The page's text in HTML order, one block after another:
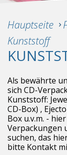
Hauptseite
Kunststoff
Als bewährte
sich CD-
Kunststoff:
CD-Box) ,
Box u.v.m. -
Verpackungen
suchen, das
bitte Kontakt